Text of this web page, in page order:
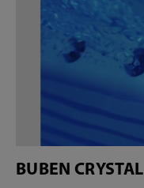
BUBEN CRYSTAL